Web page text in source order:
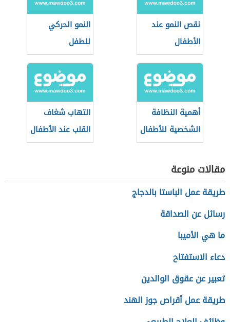
نقص النمو عند
الأطفال
النمو الحركي
للطفل
أهمية النظافة
الشخصية للأطفال
التهاب شغاف
القلب عند الأطفال
مقالات منوعة
طريقة عمل الباستا بالدجاج
رسائل عن الصداقة
ما هي الأميبا
دعاء الاستفتاح
تعبير عن عقوق الوالدين
طريقة عمل أقراص جوز الهند